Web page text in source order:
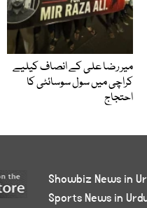
میر رضا علی کے انصاف کیلیے
کراچی میں سول سوسائٹی کا
احتجاج
Showbiz News in
Sports News in